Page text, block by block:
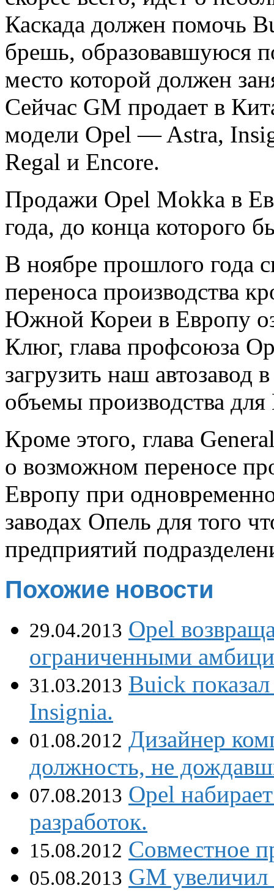
Каскада должен помочь
брешь, образовавшуюся
место которой должен
Сейчас GM продает в
модели Opel — Astra,
Regal и Encore.
Продажи Opel Mokka в
года, до конца которого
В ноябре прошлого года
переноса производства
Южной Кореи в Европу
Клюг, глава профсоюза
загрузить наш автозавод
объемы производства
Кроме этого, глава
о возможном переносе
Европу при
заводах Опель для того
предприятий
Похожие новости
29.04.2013 Opel
ограниченными
31.03.2013 Buick
Insignia.
01.08.2012 Дизайнер
должность, не
07.08.2013 Opel
разработок.
15.08.2012 Совместное
05.08.2013 GM